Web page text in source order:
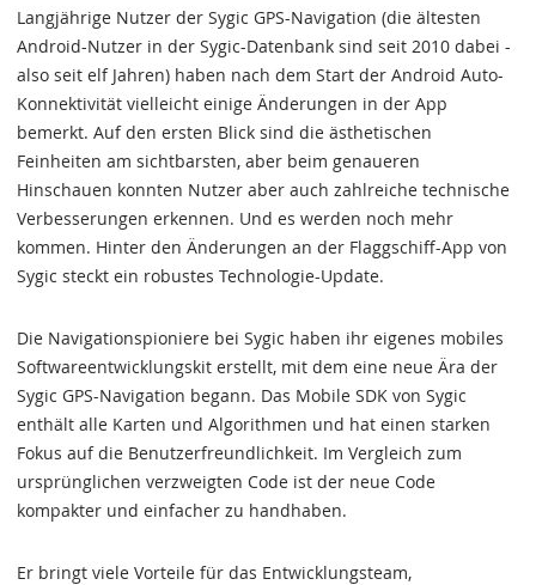
Langjährige Nutzer der Sygic GPS-Navigation (die ältesten
Android-Nutzer in der Sygic-Datenbank sind seit 2010 dabei -
also seit elf Jahren) haben nach dem Start der Android Auto-
Konnektivität vielleicht einige Änderungen in der App
bemerkt. Auf den ersten Blick sind die ästhetischen
Feinheiten am sichtbarsten, aber beim genaueren
Hinschauen konnten Nutzer aber auch zahlreiche technische
Verbesserungen erkennen. Und es werden noch mehr
kommen. Hinter den Änderungen an der Flaggschiff-App von
Sygic steckt ein robustes Technologie-Update.
Die Navigationspioniere bei Sygic haben ihr eigenes mobiles
Softwareentwicklungskit erstellt, mit dem eine neue Ära der
Sygic GPS-Navigation begann. Das Mobile SDK von Sygic
enthält alle Karten und Algorithmen und hat einen starken
Fokus auf die Benutzerfreundlichkeit. Im Vergleich zum
ursprünglichen verzweigten Code ist der neue Code
kompakter und einfacher zu handhaben.
Er bringt viele Vorteile für das Entwicklungsteam,